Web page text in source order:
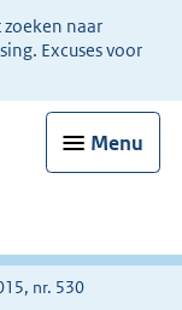
naar
Excuses voor
Menu
nr. 530